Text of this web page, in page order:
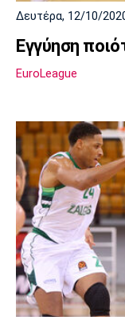
Δευτέρα, 12/10/
Εγγύηση
EuroLeague